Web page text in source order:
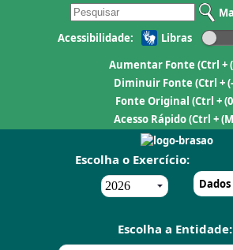
Acessibilidade:
Libras
Aumentar Fonte (Ctrl +
Diminuir Fonte (Ctrl +
Fonte Original (Ctrl +
Acesso Rápido(Ctrl +
Escolha o Exercício:
Escolha a Entidade: